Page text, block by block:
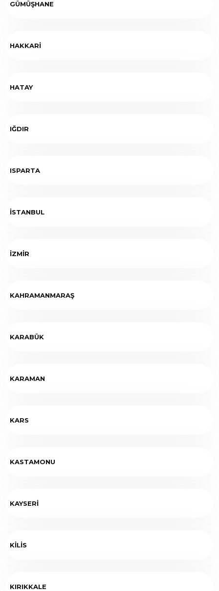
GÜMÜŞHANE
HAKKARİ
HATAY
IĞDIR
ISPARTA
İSTANBUL
İZMİR
KAHRAMANMARAŞ
KARABÜK
KARAMAN
KARS
KASTAMONU
KAYSERİ
KİLİS
KIRIKKALE